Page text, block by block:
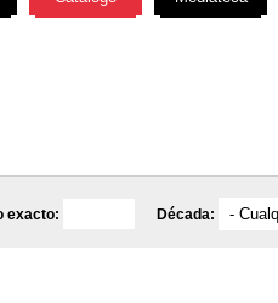
exacto: Década: